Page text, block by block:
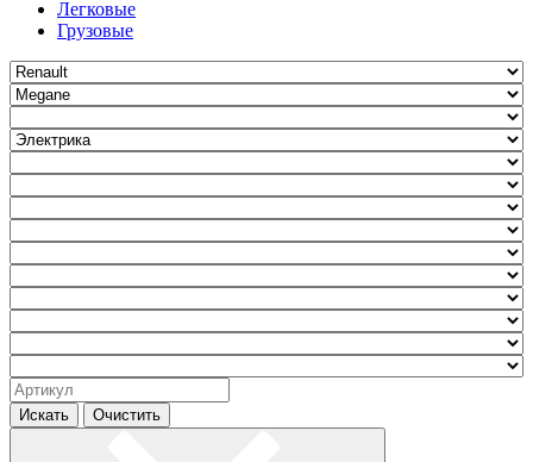
Легковые
Грузовые
Искать Очистить